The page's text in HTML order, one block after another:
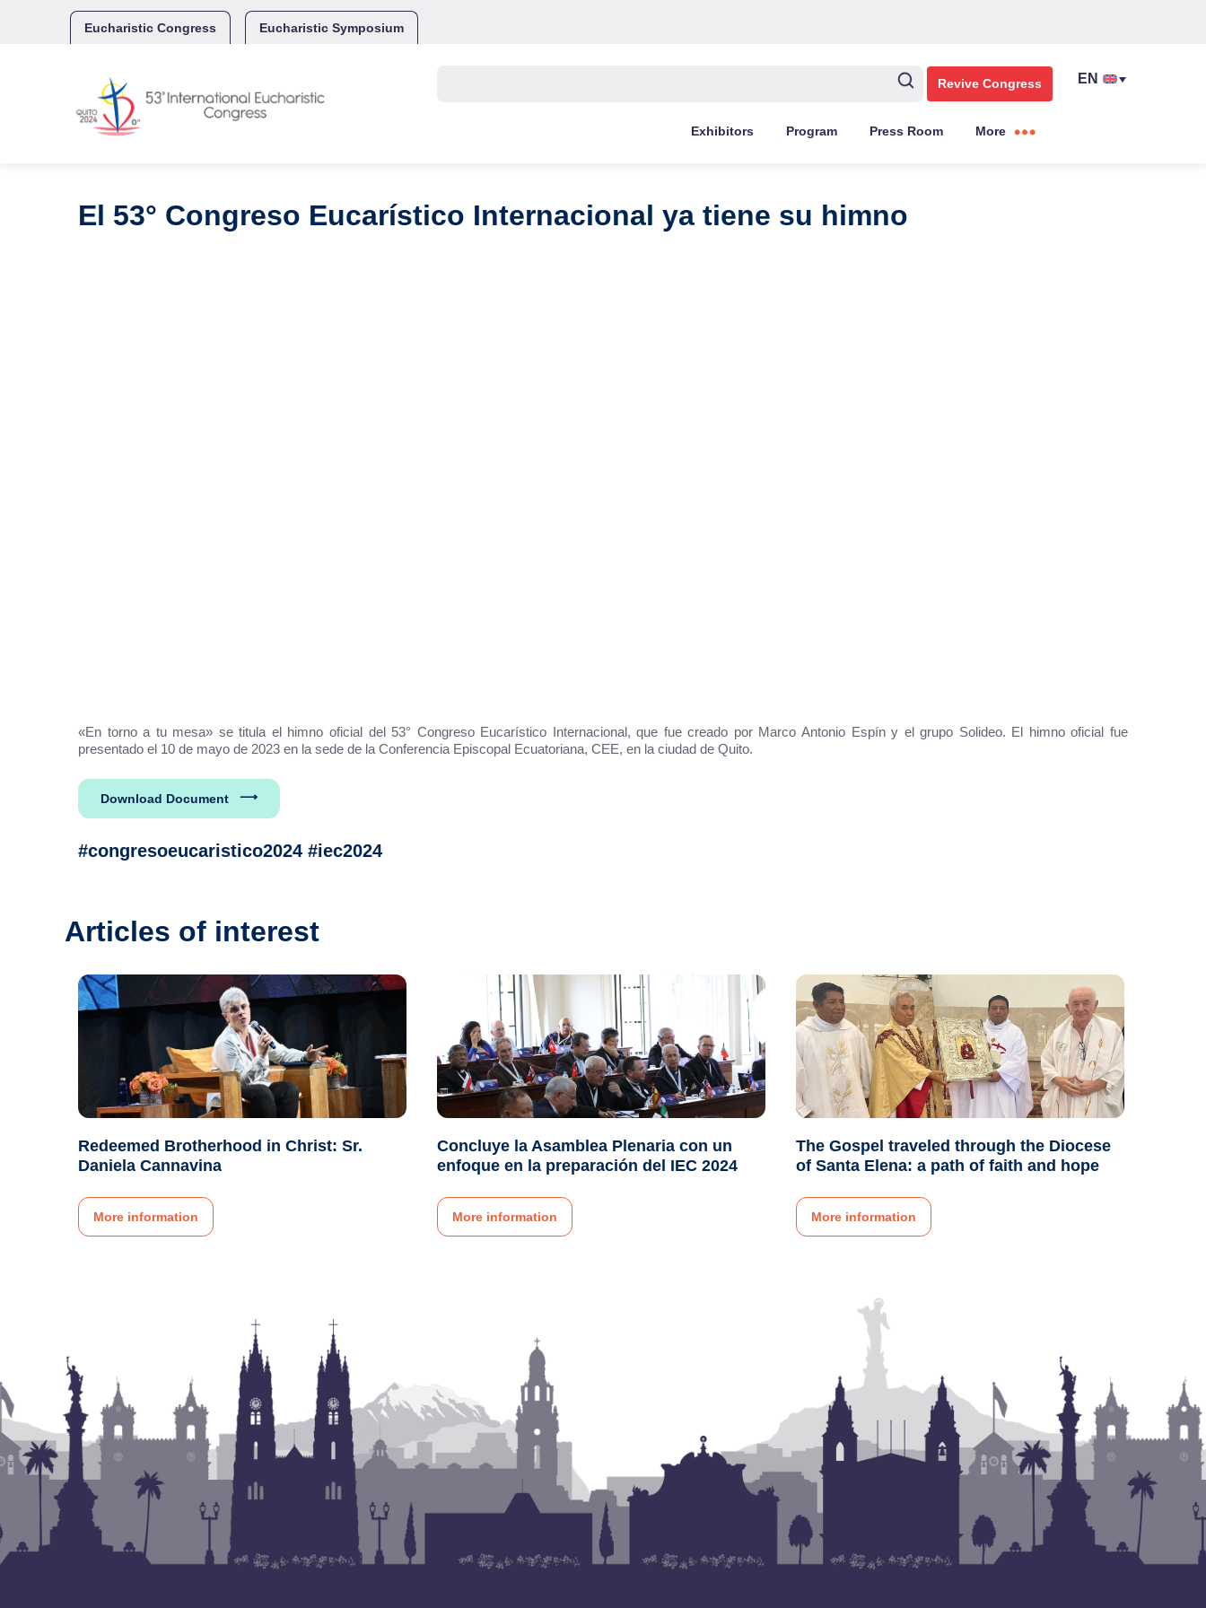
Eucharistic Congress Eucharistic Symposium
Revive Congress
Exhibitors Program Press Room More
El 53° Congreso Eucarístico Internacional ya tiene su himno
«En torno a tu mesa» se titula el himno oficial del 53° Congreso Eucarístico Internacional, que fue creado por Marco Antonio Espín y el grupo Solideo. El himno oficial fue
presentado el 10 de mayo de 2023 en la sede de la Conferencia Episcopal Ecuatoriana, CEE, en la ciudad de Quito.
Download Document
#congresoeucaristico2024 #iec2024
Articles of interest
Redeemed Brotherhood in Christ: Sr.
Daniela Cannavina
More information
Concluye la Asamblea Plenaria con un
enfoque en la preparación del IEC 2024
More information
The Gospel traveled through the Diocese
of Santa Elena: a path of faith and hope
More information